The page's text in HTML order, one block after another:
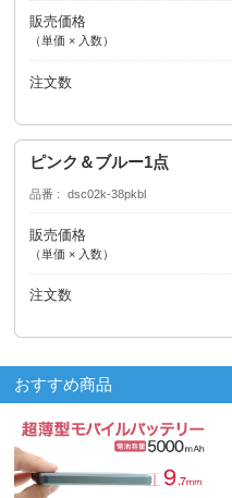
販売価格
（単価 × 入数）
注文数
ピンク＆ブルー1点
品番 dsc02k-38pkbl
販売価格
（単価 × 入数）
注文数
おすすめ商品